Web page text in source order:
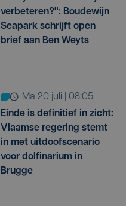
verbeteren?": Boudewijn
Seapark schrijft open
brief aan Ben Weyts
ma 20 juli | 08:05
Einde is definitief in zicht:
Vlaamse regering stemt
in met uitdoofscenario
voor dolfinarium in
Brugge